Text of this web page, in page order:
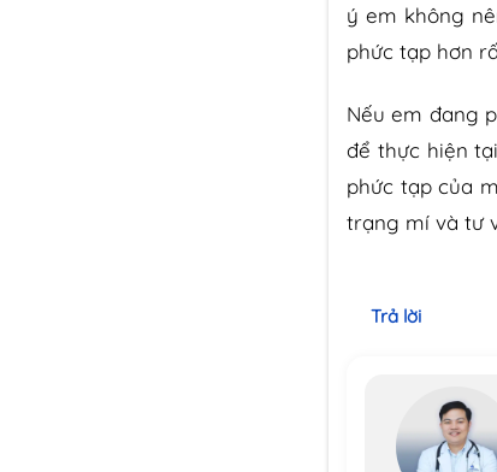
ý em không
phức tạp hơn
Nếu em đang
để thực hiện tại
phức tạp của
trạng mí và tư
Trả lời